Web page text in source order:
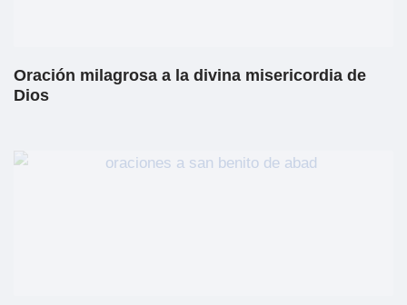
Oración milagrosa a la divina misericordia de
Dios